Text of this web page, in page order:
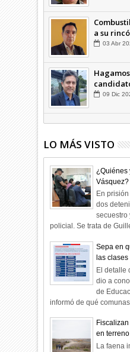
a su
LO MÁS VISTO
¿Quiénes
Vásquez?
En
dos
secuestro
policial. Se trata de
Sepa en
las
El detalle
dio a
de
informó de qué comunas
en
La faena